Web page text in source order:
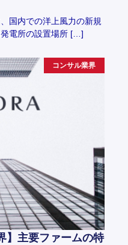
国内での洋上風力の新規
電所の設置場所 […]
コンサル業界
】主要ファームの特